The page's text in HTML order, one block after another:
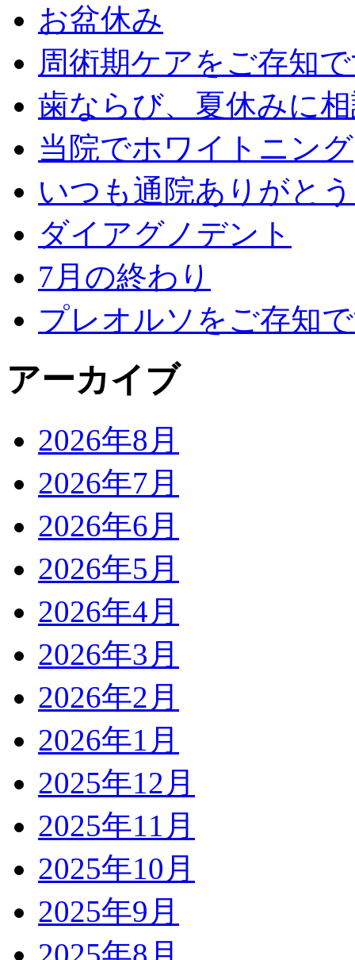
お盆休み
周術期ケアをご存知
歯ならび、夏休みに
当院でホワイトニング
いつも通院ありがと
ダイアグノデント
7月の終わり
プレオルソをご存知
アーカイブ
2026年8月
2026年7月
2026年6月
2026年5月
2026年4月
2026年3月
2026年2月
2026年1月
2025年12月
2025年11月
2025年10月
2025年9月